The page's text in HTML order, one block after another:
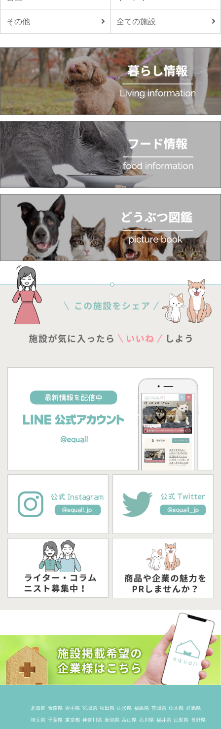
その他 全ての施設
北海道 青森県 岩手県 宮城県 秋田県 山形県 福島県 茨城県 栃木県 群馬県
埼玉県 千葉県 東京都 神奈川県 新潟県 富山県 石川県 福井県 山梨県 長野県